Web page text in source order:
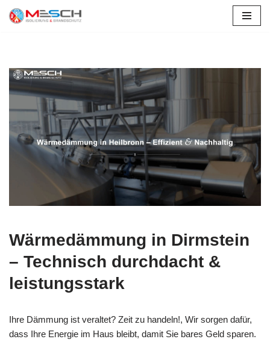
Wärmedämmung in Dirmstein
– Technisch durchdacht &
leistungsstark
Ihre Dämmung ist veraltet? Zeit zu handeln!, Wir sorgen dafür,
dass Ihre Energie im Haus bleibt, damit Sie bares Geld sparen.